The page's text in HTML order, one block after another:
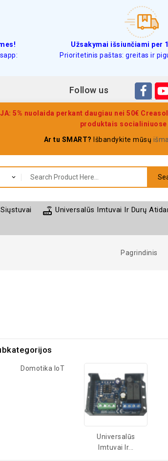
Užsakymai išsiunčiami per
Prioritetinis paštas: greitas ir
Follow us
5% nuolaida perkant daugiau nei 50€
produktais
Ar tu SMART? Išbandykite mūsų
router Universalūs Imtuvai Ir Durų
Pagrindinis
Domotika IoT
Universalūs
Imtuvai Ir...